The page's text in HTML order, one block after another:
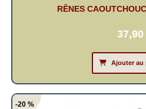
RÊNES
37,90
Ajouter au
-20 %